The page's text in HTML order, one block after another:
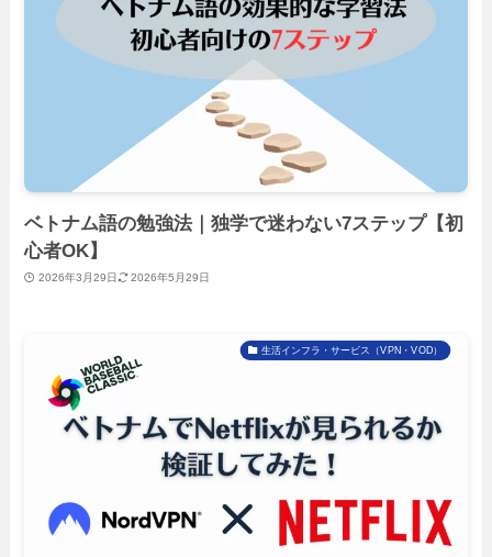
ベトナム語の勉強法｜独学で迷わない7ステップ【初
心者OK】
2026年3月29日 2026年5月29日
生活インフラ・サービス（VPN・VOD）